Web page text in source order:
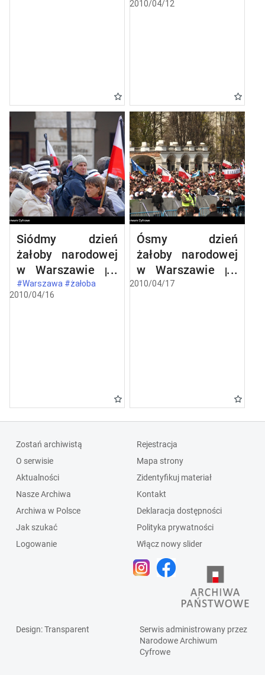
2010/04/12
Siódmy dzień
żałoby narodowej
w Warszawie po
katastrofie
lotniczej w
#Warszawa #żałoba
2010/04/16
Ósmy dzień
żałoby narodowej
w Warszawie po
katastrofie
2010/04/17
Zostań archiwistą
O serwisie
Aktualności
Nasze Archiwa
Archiwa w Polsce
Jak szukać
Logowanie
Rejestracja
Mapa strony
Zidentyfikuj materiał
Kontakt
Deklaracja dostępności
Polityka prywatności
Włącz nowy slider
Design: Transparent
Serwis administrowany przez
Narodowe Archiwum
Cyfrowe